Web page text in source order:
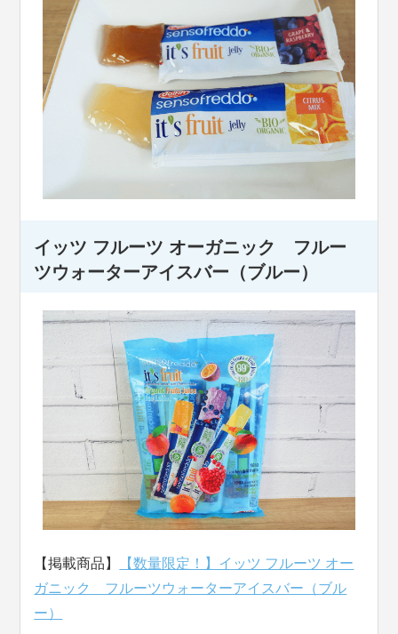
イッツ フルーツ オーガニック フルー
ツウォーターアイスバー（ブルー）
【掲載商品】
【数量限定！】イッツ フルーツ オー
ガニック フルーツウォーターアイスバー（ブル
ー）